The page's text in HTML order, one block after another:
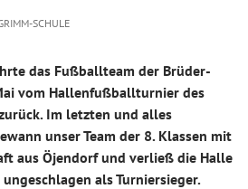
SCHULE
das Fußballteam der Brüder-
vom Hallenfußballturnier des
Im letzten und alles
unser Team der 8. Klassen mit
aus Öjendorf und verließ die Halle
als Turniersieger.